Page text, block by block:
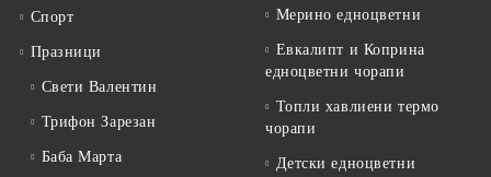
Спорт
Празници
Свети Валентин
Трифон Зарезан
Баба Марта
Мерино едноцветни
Евкалипт и Коприна
едноцветни чорапи
Топли хавлиени термо
чорапи
Детски едноцветни